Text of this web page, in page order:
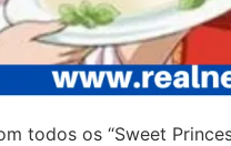
todos os “Sweet